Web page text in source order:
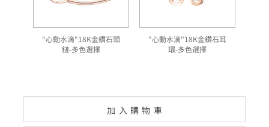
"心動水滴"18K金鑽石頸
鏈-多色選擇
"心動水滴"18K金鑽石耳
環-多色選擇
加入購物車